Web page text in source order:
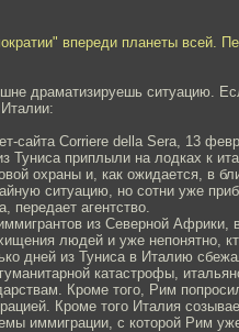
впереди планеты всей.
драматизируешь ситуацию.
сайта Corriere della Sera, 13
Туниса приплыли на лодках к
охраны и, как ожидается, в
ситуацию, но сотни уже
передает агентство.
из Северной Африки,
людей и уже непонятно,
дней из Туниса в Италию
катастрофы,
Кроме того, Рим
Кроме того Италия
иммиграции, с которой Рим